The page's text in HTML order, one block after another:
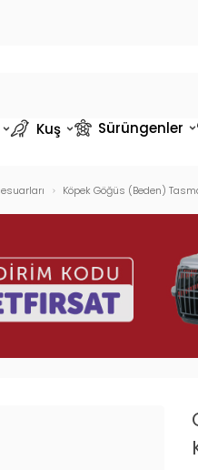
Kuş Sürüngenler
Köpek Göğüs (Beden)